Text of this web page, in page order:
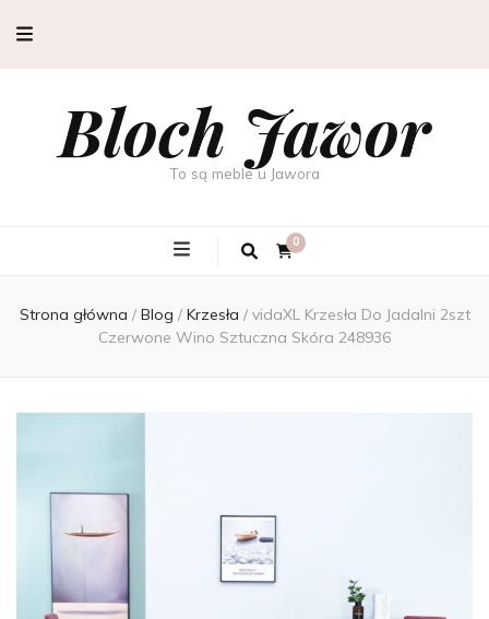
Bloch Jawor
To są meble u Jawora
0
Strona główna / Blog / Krzesła / vidaXL Krzesła Do Jadalni 2szt
Czerwone Wino Sztuczna Skóra 248936